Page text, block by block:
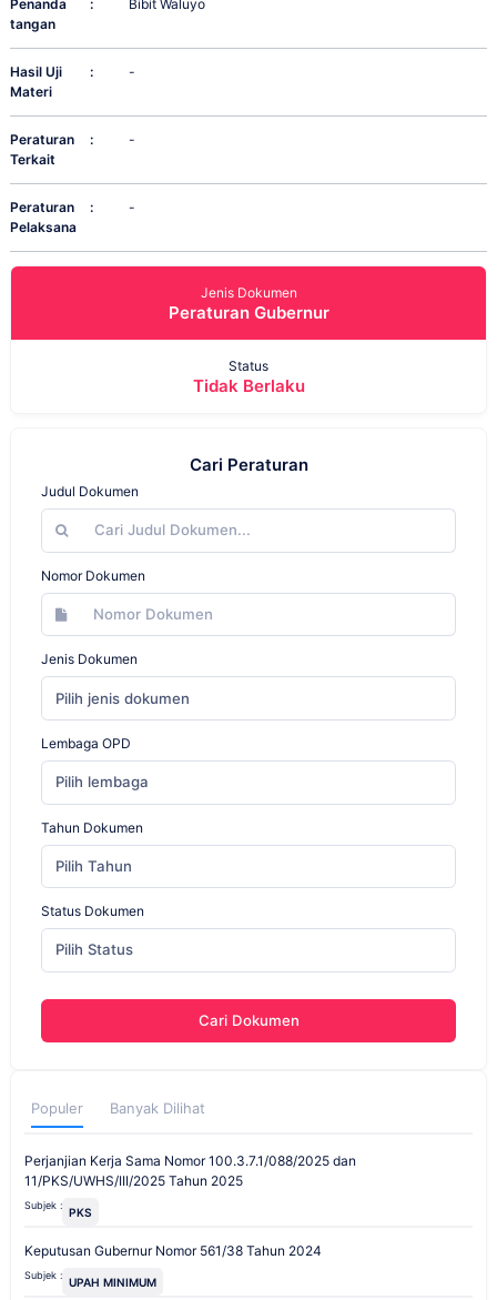
Penanda
tangan
: Bibit Waluyo
Hasil Uji
Materi
: -
Peraturan
Terkait
: -
Peraturan
Pelaksana
: -
Jenis Dokumen
Peraturan Gubernur
Status
Tidak Berlaku
Cari Peraturan
Judul Dokumen
Nomor Dokumen
Jenis Dokumen
Pilih jenis dokumen
Lembaga OPD
Pilih lembaga
Tahun Dokumen
Pilih Tahun
Status Dokumen
Pilih Status
Cari Dokumen
Populer Banyak Dilihat
Perjanjian Kerja Sama Nomor 100.3.7.1/088/2025 dan
11/PKS/UWHS/III/2025 Tahun 2025
Subjek : PKS
Keputusan Gubernur Nomor 561/38 Tahun 2024
Subjek : UPAH MINIMUM